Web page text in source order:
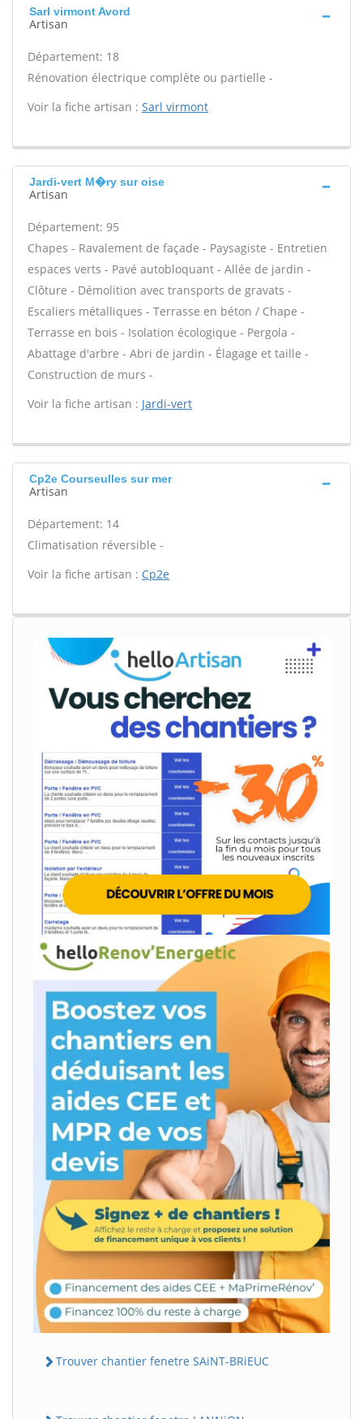
Sarl virmont Avord
Artisan
Département: 18
Rénovation électrique complète ou partielle -
Voir la fiche artisan : Sarl virmont
Jardi-vert M�ry sur oise
Artisan
Département: 95
Chapes - Ravalement de façade - Paysagiste - Entretien
espaces verts - Pavé autobloquant - Allée de jardin -
Clôture - Démolition avec transports de gravats -
Escaliers métalliques - Terrasse en béton / Chape -
Terrasse en bois - Isolation écologique - Pergola -
Abattage d'arbre - Abri de jardin - Élagage et taille -
Construction de murs -
Voir la fiche artisan : Jardi-vert
Cp2e Courseulles sur mer
Artisan
Département: 14
Climatisation réversible -
Voir la fiche artisan : Cp2e
Trouver chantier fenetre SAiNT-BRiEUC